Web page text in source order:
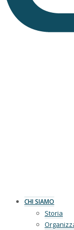
CHI SIAMO
Storia